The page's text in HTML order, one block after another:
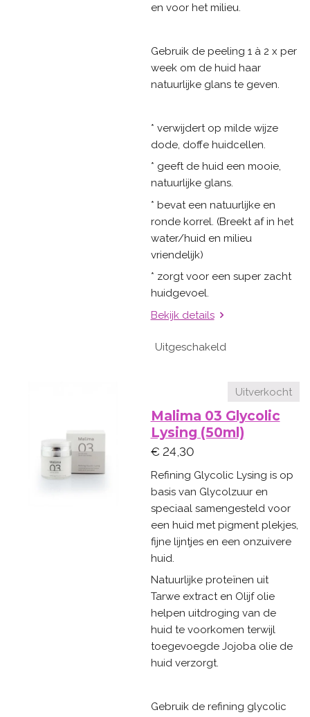
en voor het milieu.
Gebruik de peeling 1 à 2 x per
week om de huid haar
natuurlijke glans te geven.
* verwijdert op milde wijze
dode, doffe huidcellen.
* geeft de huid een mooie,
natuurlijke glans.
* bevat een natuurlijke en
ronde korrel. (Breekt af in het
water/huid en milieu
vriendelijk)
* zorgt voor een super zacht
huidgevoel.
Bekijk details
Uitgeschakeld
Uitverkocht
Malima 03 Glycolic
Lysing (50ml)
€ 24,30
Refining Glycolic Lysing is op
basis van Glycolzuur en
speciaal samengesteld voor
een huid met pigment plekjes,
fijne lijntjes en een onzuivere
huid.
Natuurlijke proteïnen uit
Tarwe extract en Olijf olie
helpen uitdroging van de
huid te voorkomen terwijl
toegevoegde Jojoba olie de
huid verzorgt.
Gebruik de refining glycolic